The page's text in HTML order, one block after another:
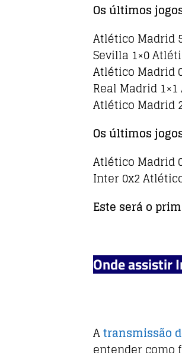
Os últimos
Atlético Madrid
Sevilla 1×0
Atlético Madrid
Real Madrid
Atlético Madrid
Os últimos
Atlético Madrid
Inter 0x2
Este será o
Onde assistir
Atransmissão